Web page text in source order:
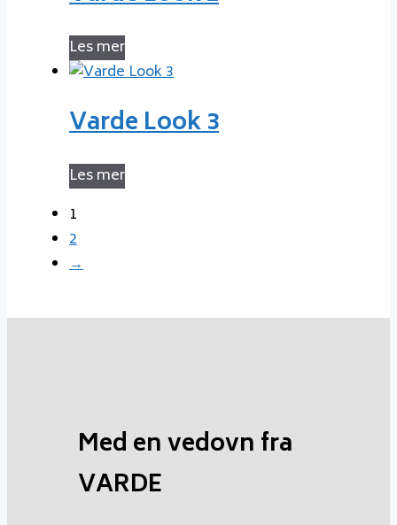
Les mer
Varde Look 3
Les mer
1
2
→
Med en vedovn fra
VARDE